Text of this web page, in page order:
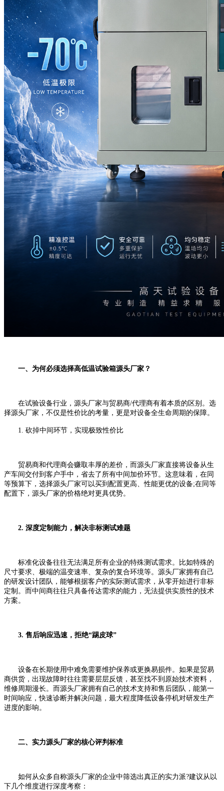
一、为何必须选择高低温试验箱源头厂家？
在试验设备行业，源头厂家与贸易商/代理商有着本质的区别。选
择源头厂家，不仅是性价比的考量，更是对设备全生命周期的保障。
1. 砍掉中间环节，实现极致性价比
贸易商和代理商会赚取丰厚的差价，而源头厂家直接将设备从生
产车间交付到客户手中，省去了所有中间加价环节。这意味着，在同
等预算下，选择源头厂家可以买到配置更高、性能更优的设备;在同等
配置下，源头厂家的价格绝对更具优势。
2. 深度定制能力，解决非标测试难题
标准化设备往往无法满足所有企业的特殊测试需求。比如特殊的
尺寸要求、极端的温变速率、复杂的复合环境等。源头厂家拥有自己
的研发设计团队，能够根据客户的实际测试需求，从零开始进行非标
定制。而中间商往往只具备传达需求的能力，无法提供实质性的技术
方案。
3. 售后响应迅速，拒绝“踢皮球”
设备在长期使用中难免需要维护保养或更换易损件。如果是贸易
商供货，出现故障时往往需要层层反馈，甚至找不到原始技术资料，
维修周期漫长。而源头厂家拥有自己的技术支持和售后团队，能第一
时间响应，快速诊断并解决问题，最大程度降低设备停机对研发生产
进度的影响。
二、实力源头厂家的核心评判标准
如何从众多自称源头厂家的企业中筛选出真正的实力派?建议从以
下几个维度进行深度考察：